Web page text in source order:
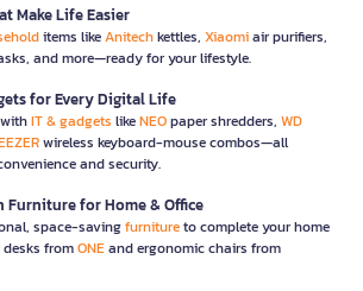
Make Life Easier
items likeAnitechkettles, Xiaomiair purifiers,
and more—ready for your lifestyle.
for Every Digital Life
IT & gadgets likeNEOpaper shredders, WD
wireless keyboard-mouse combos—all
and security.
for Home & Office
space-savingfurnitureto complete your home
fromONEand ergonomic chairs from